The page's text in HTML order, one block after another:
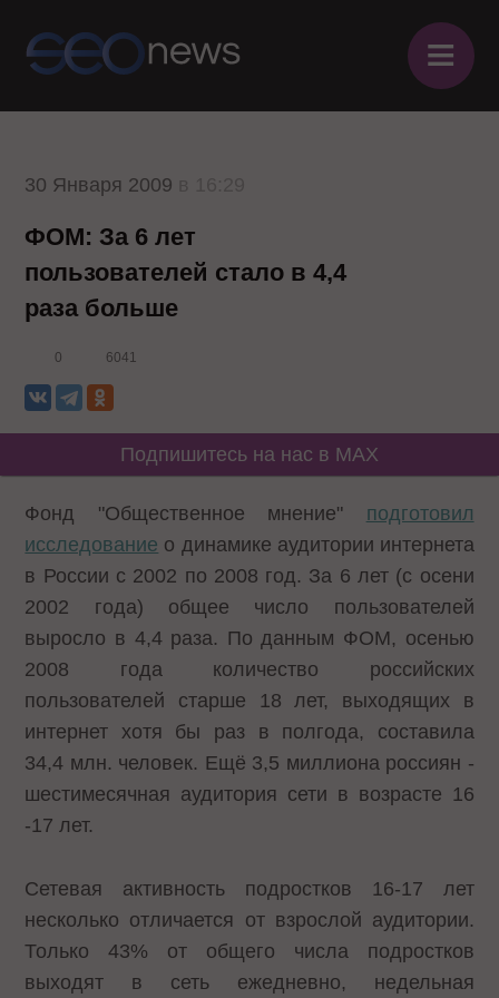
≡
30 Января 2009
ФОМ: За 6 лет
пользователей стало в 4,4
раза больше
0 6041
Подпишитесь на нас в MAX
Фонд "Общественное мнение" подготовил
исследование о динамике аудитории интернета
в России с 2002 по 2008 год. За 6 лет (с осени
2002 года) общее число пользователей
выросло в 4,4 раза. По данным ФОМ, осенью
2008 года количество российских
пользователей старше 18 лет, выходящих в
интернет хотя бы раз в полгода, составила
34,4 млн. человек. Ещё 3,5 миллиона россиян -
шестимесячная аудитория сети в возрасте 16
-17 лет.
Сетевая активность подростков 16-17 лет
несколько отличается от взрослой аудитории.
Только 43% от общего числа подростков
выходят в сеть ежедневно, недельная